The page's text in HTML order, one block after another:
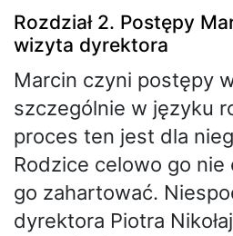
Rozdział 2. Postępy
wizyta dyrektora
Marcin czyni postępy
szczególnie w języku
proces ten jest dla
Rodzice celowo go
go zahartować.
dyrektora Piotra